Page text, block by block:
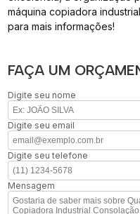
máquina copiadora
para mais informações!
FAÇA UM
Digite seu nome
Digite seu email
Digite seu telefone
Mensagem